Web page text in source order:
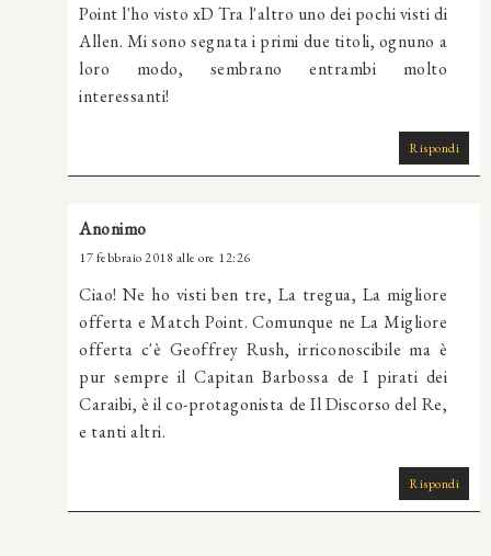
Point l'ho visto xD Tra l'altro uno dei pochi visti di
Allen. Mi sono segnata i primi due titoli, ognuno a
loro modo, sembrano entrambi molto
interessanti!
Rispondi
Anonimo
17 febbraio 2018 alle ore 12:26
Ciao! Ne ho visti ben tre, La tregua, La migliore
offerta e Match Point. Comunque ne La Migliore
offerta c'è Geoffrey Rush, irriconoscibile ma è
pur sempre il Capitan Barbossa de I pirati dei
Caraibi, è il co-protagonista de Il Discorso del Re,
e tanti altri.
Rispondi